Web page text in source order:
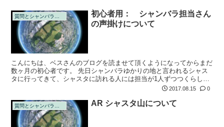
初心者用： シャンバラ担当さん
の声掛けについて
こんにちは、ベスさんのブログを読ませて頂くようになってからまだ
数ヶ月の初心者です。 先日シャンバラゆかりの地と言われるシャス
タに行ってきて、シャスタに訪れる人には担当が1人ずつつくらしい
よという話を聞き、わたしも担当さんとお会いしたい！と思うように
2017.08.15 0
質問とシャンバラの回答 AR シャスタ山について